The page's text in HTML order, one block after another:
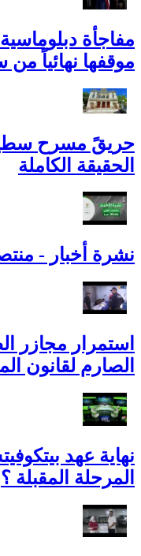
مفاجأة
موقفها نهائياً من
حريقً مسرح
الحقيقة الكاملة
نشرة أخبار - منتصف
استمرار مجازر
الصارم لقانون
نهاية عهد
المرحلة المقبلة ؟